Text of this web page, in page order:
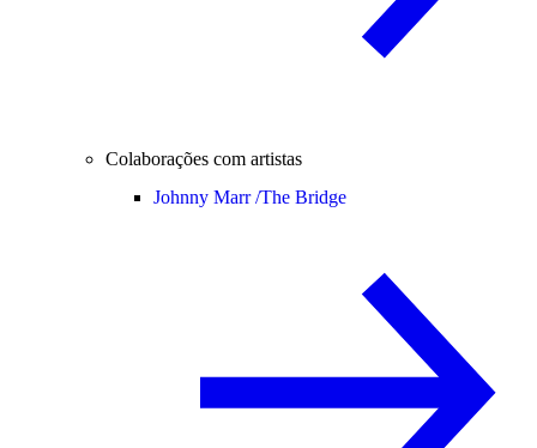
Colaborações com artistas
Johnny Marr /The Bridge